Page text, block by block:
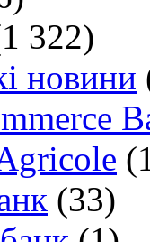
322)
новини
(33)